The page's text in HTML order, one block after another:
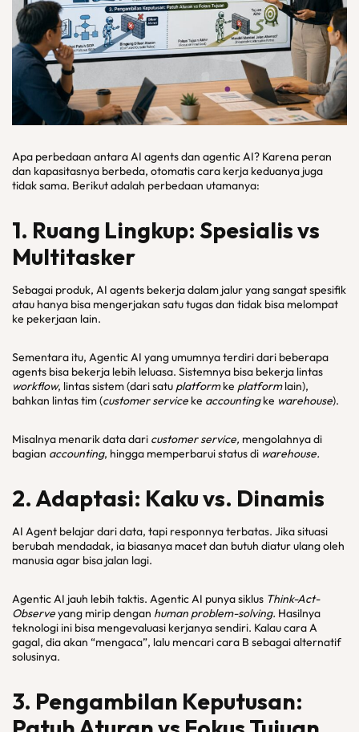
Apa perbedaan antara AI agents dan agentic AI? Karena peran
dan kapasitasnya berbeda, otomatis cara kerja keduanya juga
tidak sama. Berikut adalah perbedaan utamanya:
1. Ruang Lingkup: Spesialis vs
Multitasker
Sebagai produk, AI agents bekerja dalam jalur yang sangat spesifik
atau hanya bisa mengerjakan satu tugas dan tidak bisa melompat
ke pekerjaan lain.
Sementara itu, Agentic AI yang umumnya terdiri dari beberapa
agents bisa bekerja lebih leluasa. Sistemnya bisa bekerja lintas
workflow, lintas sistem (dari satu platformke platformlain),
bahkan lintas tim (customer service ke accountingke warehouse).
Misalnya menarik data dari customer service, mengolahnya di
bagian accounting, hingga memperbarui status di warehouse.
2. Adaptasi: Kaku vs. Dinamis
AI Agent belajar dari data, tapi responnya terbatas. Jika situasi
berubah mendadak, ia biasanya macet dan butuh diatur ulang oleh
manusia agar bisa jalan lagi.
Agentic AI jauh lebih taktis. Agentic AI punya siklus Think-Act-
Observeyang mirip dengan human problem-solving. Hasilnya
teknologi ini bisa mengevaluasi kerjanya sendiri. Kalau cara A
gagal, dia akan “mengaca”, lalu mencari cara B sebagai alternatif
solusinya.
3. Pengambilan Keputusan: